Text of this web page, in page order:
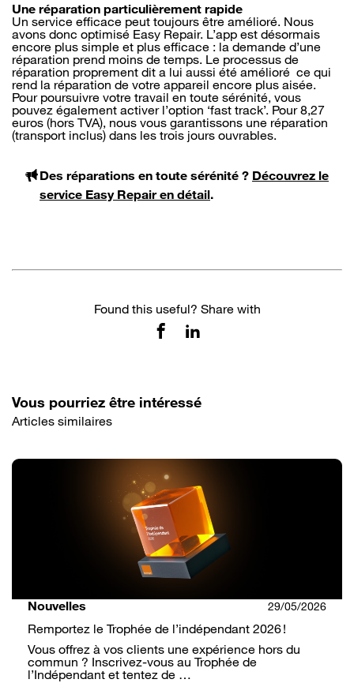
Une réparation particulièrement rapide
Un service efficace peut toujours être amélioré. Nous
avons donc optimisé Easy Repair. L’app est désormais
encore plus simple et plus efficace : la demande d’une
réparation prend moins de temps. Le processus de
réparation proprement dit a lui aussi été amélioré ce qui
rend la réparation de votre appareil encore plus aisée.
Pour poursuivre votre travail en toute sérénité, vous
pouvez également activer l’option ‘fast track’. Pour 8,27
euros (hors TVA), nous vous garantissons une réparation
(transport inclus) dans les trois jours ouvrables.
Des réparations en toute sérénité ? Découvrez le
service Easy Repair en détail.
Found this useful? Share with
Vous pourriez être intéressé
Articles similaires
Nouvelles 29/05/2026
Remportez le Trophée de l’indépendant 2026 !
Vous offrez à vos clients une expérience hors du
commun ? Inscrivez-vous au Trophée de
l’Indépendant et tentez de …